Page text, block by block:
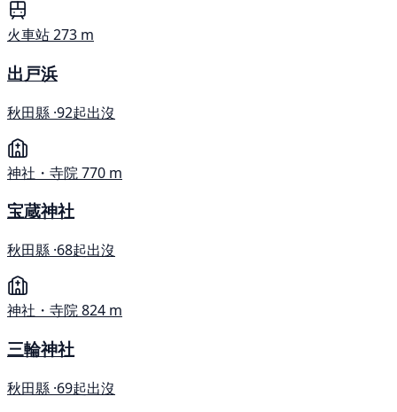
火車站273 m
出戸浜
秋田縣 ·92起出沒
神社・寺院770 m
宝蔵神社
秋田縣 ·68起出沒
神社・寺院824 m
三輪神社
秋田縣 ·69起出沒